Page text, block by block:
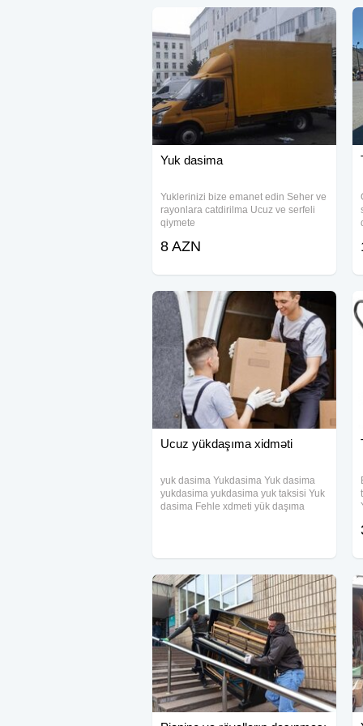
# Tullanti masini
# Zibil daşınması
# Zibil daşinmasi
# Zibil dasınması
# Zibil dasinmasi
# Tullanti Zibil
# Tullantı
#zibil
Yuk dasima
Yuklerinizi bize emanet edin Seher ve
rayonlara catdirilma Ucuz ve serfeli
qiymete
8 AZN
Ucuz yükdaşıma xidməti
yuk dasima Yukdasima Yuk dasima
yukdasima yukdasima yuk taksisi Yuk
dasima Fehle xdmeti yük daşıma